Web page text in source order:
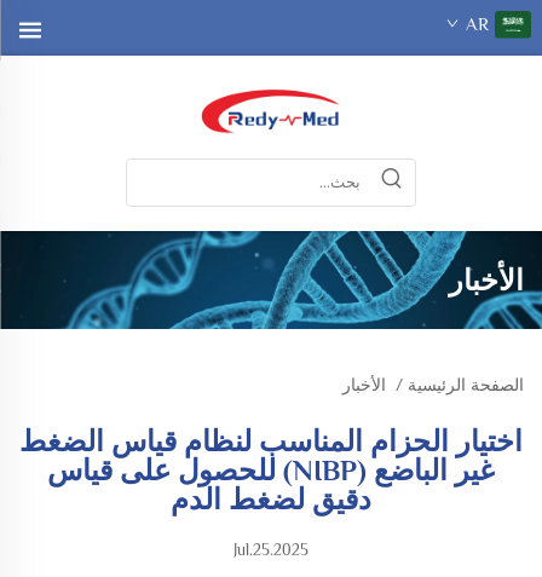
AR
الأخبار
الصفحة الرئيسية / الأخبار
اختيار الحزام المناسب لنظام قياس الضغط
غير الباضع (NIBP) للحصول على قياس
دقيق لضغط الدم
Jul.25.2025